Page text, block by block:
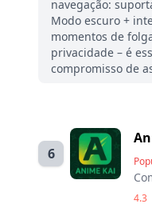
navegação:
Modo escuro +
momentos de
privacidade – é
compromisso de
6
4.3